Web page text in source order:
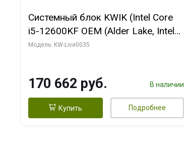
Системный блок KWIK (Intel Core
i5-12600KF OEM (Alder Lake, Intel
7, C10 4EC/6PC// 64 ГБ ОЗУ/ Ninja
SSD)
Модель: KW-Live0035
170 662 руб. В наличии
Купить Подробнее